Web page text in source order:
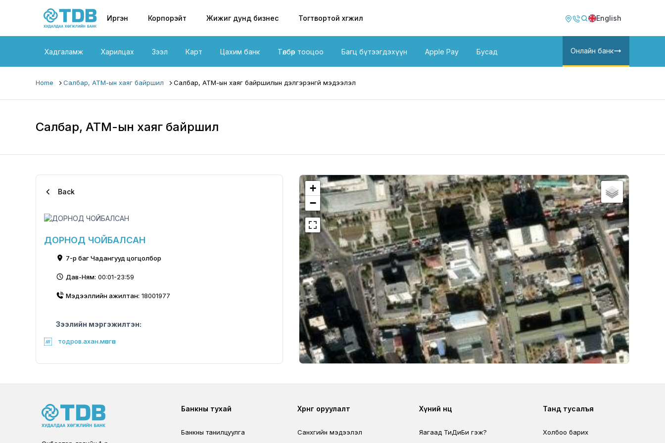
Иргэн Корпорэйт Жижиг дунд бизнес Тогтвортой хөгжил Image
Image English
Хадгаламж Харилцах Зээл Карт Цахим банк Төлбөр тооцоо Багц бүтээгдэхүүн Apple Pay Бусад Онлайн банк
Home Салбар, АТМ-ын хаяг байршил Салбар, АТМ-ын хаяг байршилын дэлгэрэнгүй мэдээлэл
Салбар, АТМ-ын хаяг байршил
Back
ДОРНОД ЧОЙБАЛСАН
7-р баг Чадангууд цогцолбор
Дав-Ням: 00:01-23:59
Мэдээллийн ажилтан: 18001977
Зээлийн мэргэжилтэн:
тодров.ахан.мөнгөн
+
−
Footer
Банкны тухай
Банкны танилцуулга
Footer third
Хөрөнгө оруулалт
Санхүүгийн мэдээлэл
Footer second
Хүний нөөц
Яагаад ТиДиБи гэж?
Footer fourth
Танд тусалъя
Холбоо барих